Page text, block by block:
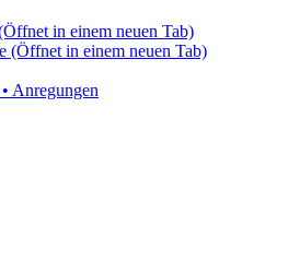
in einem neuen Tab)
(Öffnet in einem neuen Tab)
Anregungen